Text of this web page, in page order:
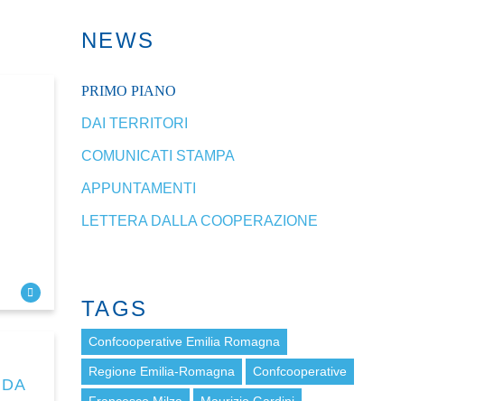
NEWS
PRIMO PIANO
DAI TERRITORI
COMUNICATI STAMPA
APPUNTAMENTI
LETTERA DALLA COOPERAZIONE
TAGS
Confcooperative Emilia Romagna
Regione Emilia-Romagna Confcooperative